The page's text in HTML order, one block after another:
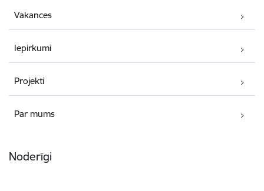
Vakances
Iepirkumi
Projekti
Par mums
Noderīgi